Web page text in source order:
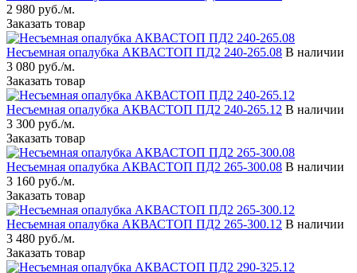
2 980 руб./м.
Заказать товар
Несъемная опалубка АКВАСТОП ПД2 240-265.08 В наличии
3 080 руб./м.
Заказать товар
Несъемная опалубка АКВАСТОП ПД2 240-265.12 В наличии
3 300 руб./м.
Заказать товар
Несъемная опалубка АКВАСТОП ПД2 265-300.08 В наличии
3 160 руб./м.
Заказать товар
Несъемная опалубка АКВАСТОП ПД2 265-300.12 В наличии
3 480 руб./м.
Заказать товар